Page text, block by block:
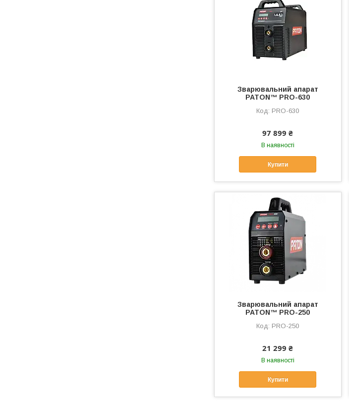
Зварювальний апарат
PATON™ PRO-630
PRO-630
97 899 ₴
В наявності
Купити
Зварювальний апарат
PATON™ PRO-250
PRO-250
21 299 ₴
В наявності
Купити